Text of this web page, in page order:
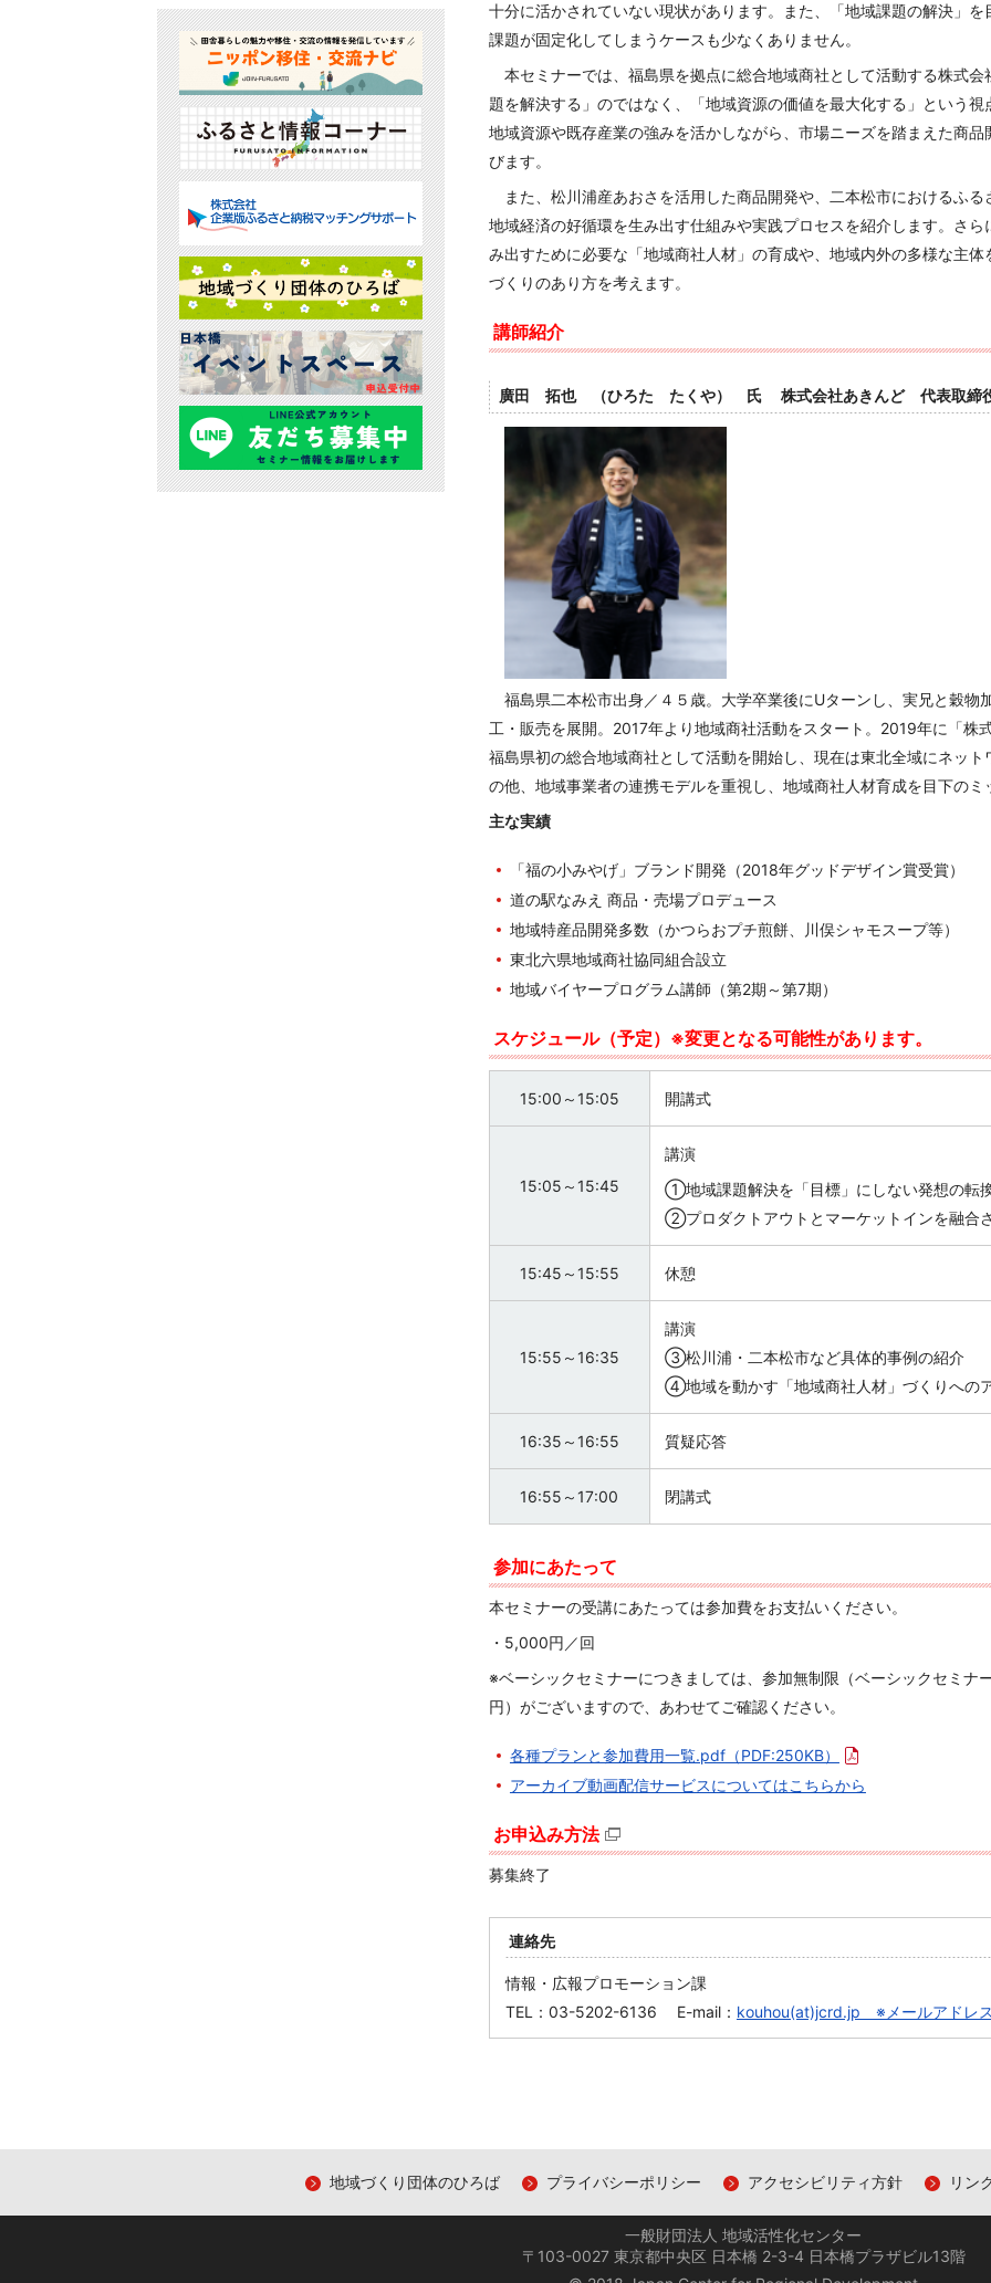
十分に活かされていない現状があります。また、「地域課題の解決」を
課題が固定化してしまうケースも少なくありません。
本セミナーでは、福島県を拠点に総合地域商社として活動する株式
題を解決する」のではなく、「地域資源の価値を最大化する」という視
地域資源や既存産業の強みを活かしながら、市場ニーズを踏まえた商
びます。
また、松川浦産あおさを活用した商品開発や、二本松市におけるふる
地域経済の好循環を生み出す仕組みや実践プロセスを紹介します。さ
み出すために必要な「地域商社人材」の育成や、地域内外の多様な主
づくりのあり方を考えます。
講師紹介
廣田 拓也 （ひろた たくや） 氏 株式会社あきんど 代表取締
福島県二本松市出身／４５歳。大学卒業後にUターンし、実兄と穀物
工・販売を展開。2017年より地域商社活動をスタート。2019年に「株
福島県初の総合地域商社として活動を開始し、現在は東北全域にネッ
の他、地域事業者の連携モデルを重視し、地域商社人材育成を目下のミ
主な実績
「福の小みやげ」ブランド開発（2018年グッドデザイン賞受賞）
道の駅なみえ 商品・売場プロデュース
地域特産品開発多数（かつらおプチ煎餅、川俣シャモスープ等）
東北六県地域商社協同組合設立
地域バイヤープログラム講師（第2期～第7期）
スケジュール（予定）※変更となる可能性があります。
15:00～15:05 開講式
15:05～15:45
講演
①地域課題解決を「目標」にしない発想の転
②プロダクトアウトとマーケットインを融合
15:45～15:55 休憩
15:55～16:35
講演
③松川浦・二本松市など具体的事例の紹介
④地域を動かす「地域商社人材」づくりへの
16:35～16:55 質疑応答
16:55～17:00 閉講式
参加にあたって
本セミナーの受講にあたっては参加費をお支払いください。
・5,000円／回
※ベーシックセミナーにつきましては、参加無制限（ベーシックセミ
円）がございますので、あわせてご確認ください。
各種プランと参加費用一覧.pdf（PDF:250KB）
アーカイブ動画配信サービスについてはこちらから
お申込み方法
募集終了
連絡先
情報・広報プロモーション課
TEL：03-5202-6136 E-mail： kouhou(at)jcrd.jp ※メールアドレス
地域づくり団体のひろば プライバシーポリシー アクセシビリティ方針 リン
一般財団法人 地域活性化センター
〒103-0027 東京都中央区 日本橋 2-3-4 日本橋プラザビル13階